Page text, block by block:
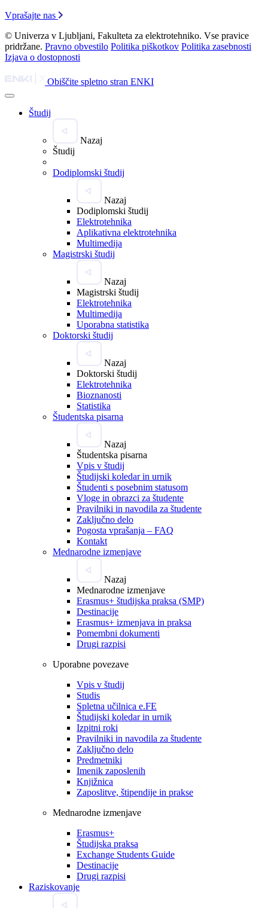
Vprašajte nas
© Univerza v Ljubljani, Fakulteta za elektrotehniko. Vse pravice
pridržane. Pravno obvestilo Politika piškotkov Politika zasebnosti
Izjava o dostopnosti
Obiščite spletno stran ENKI
Študij
Nazaj
Študij
Dodiplomski študij
Nazaj
Dodiplomski študij
Elektrotehnika
Aplikativna elektrotehnika
Multimedija
Magistrski študij
Nazaj
Magistrski študij
Elektrotehnika
Multimedija
Uporabna statistika
Doktorski študij
Nazaj
Doktorski študij
Elektrotehnika
Bioznanosti
Statistika
Študentska pisarna
Nazaj
Študentska pisarna
Vpis v študij
Študijski koledar in urnik
Študenti s posebnim statusom
Vloge in obrazci za študente
Pravilniki in navodila za študente
Zaključno delo
Pogosta vprašanja – FAQ
Kontakt
Mednarodne izmenjave
Nazaj
Mednarodne izmenjave
Erasmus+ študijska praksa (SMP)
Destinacije
Erasmus+ izmenjava in praksa
Pomembni dokumenti
Drugi razpisi
Uporabne povezave
Vpis v študij
Studis
Spletna učilnica e.FE
Študijski koledar in urnik
Izpitni roki
Pravilniki in navodila za študente
Zaključno delo
Predmetniki
Imenik zaposlenih
Knjižnica
Zaposlitve, štipendije in prakse
Mednarodne izmenjave
Erasmus+
Študijska praksa
Exchange Students Guide
Destinacije
Drugi razpisi
Raziskovanje